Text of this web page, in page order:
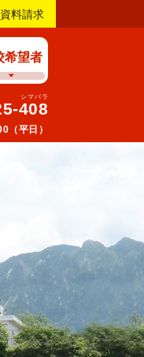
料請求
希望者
408
（平日）